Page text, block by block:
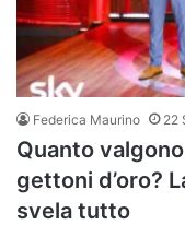
Federica Maurino 22
Quanto
gettoni d’oro?
svela tutto